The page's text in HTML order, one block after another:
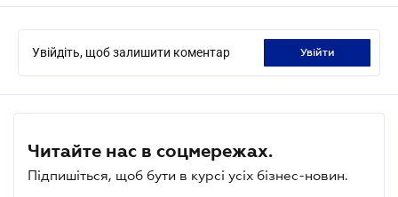
Увійдіть, щоб залишити коментар увійти
Читайте нас в соцмережах.
Підпишіться, щоб бути в курсі усіх бізнес-новин.